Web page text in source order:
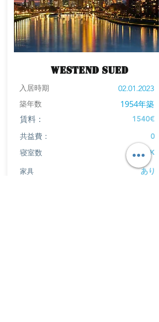
Westend Sued
入居時期
築年数
賃料：
共益費：
寝室数
家具
02.01.2023
1954年築
1540€
0
１LDK
あり